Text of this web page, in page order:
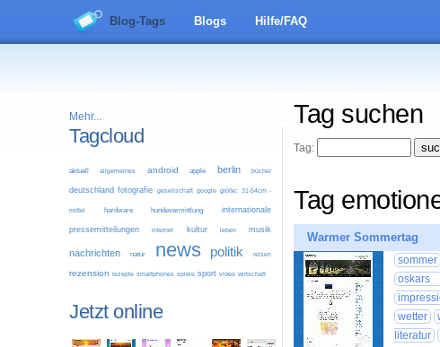
Blog-Tags Blogs Hilfe/FAQ
Mehr...
Tagcloud
aktuell allgemeines android apple berlin bücher
deutschland fotografie gesellschaft google größe: 31-54cm -
mittel hardware hundevermittlung internationale
pressemitteilungen internet kultur leben musik
nachrichten natur news politik reisen
rezension rezepte smartphones spiele sport video wirtschaft
Jetzt online
Tag suchen
Tag:
Tag
Warmer Sommertag
sommer
oskars
wetter
literatur